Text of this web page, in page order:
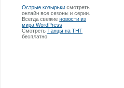
Острые козырьки смотреть
онлайн все сезоны и серии.
Всегда свежие новости из
мира WordPress
Смотреть Танцы на ТНТ
бесплатно